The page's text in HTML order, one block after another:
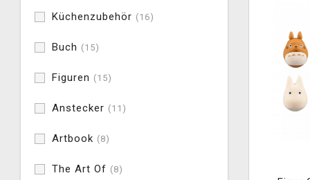
Küchenzubehör (16)
Buch (15)
Figuren (15)
Anstecker (11)
Artbook (8)
The Art Of (8)
Alle
direkt zu
seid. Ob
Tassen